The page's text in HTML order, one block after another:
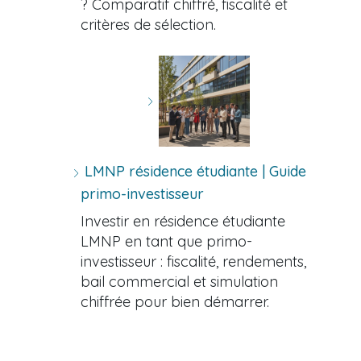
? Comparatif chiffré, fiscalité et
critères de sélection.
LMNP résidence étudiante | Guide
primo-investisseur
Investir en résidence étudiante
LMNP en tant que primo-
investisseur : fiscalité, rendements,
bail commercial et simulation
chiffrée pour bien démarrer.